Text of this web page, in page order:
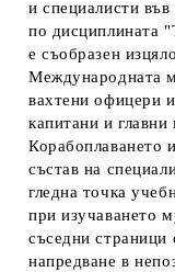
и специалисти
по дисциплината
е съобразен
Международната
вахтени офицери
капитани и
Корабоплаването
състав на
гледна точка
при изучаването
съседни страници
напредване в